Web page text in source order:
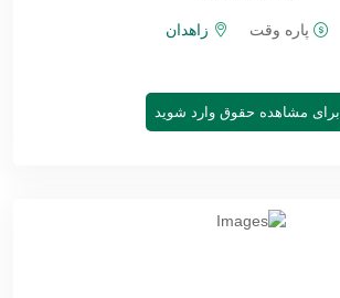
پاره وقت زاهدان
برای مشاهده حقوق وارد شوید